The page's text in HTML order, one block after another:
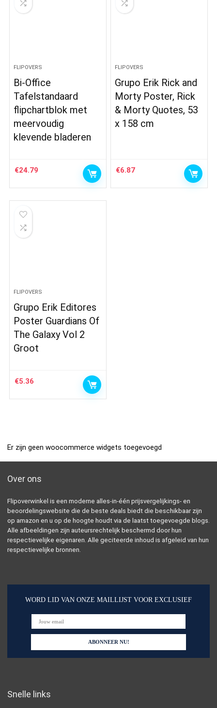
FLIPOVERS
Bi-Office
Tafelstandaard
flipchartblok met
meervoudig
klevende bladeren
€24.79
FLIPOVERS
Grupo Erik Rick and
Morty Poster, Rick
& Morty Quotes, 53
x 158 cm
€6.87
FLIPOVERS
Grupo Erik Editores
Poster Guardians Of
The Galaxy Vol 2
Groot
€5.36
Er zijn geen woocommerce widgets toegevoegd
Over ons
Flipoverwinkel is een moderne alles-in-één prijsvergelijkings- en
beoordelingswebsite die de beste deals biedt die beschikbaar zijn
op amazon en u op de hoogte houdt via de laatst toegevoegde blogs.
Alle afbeeldingen zijn auteursrechtelijk beschermd door hun
respectievelijke eigenaren. Alle geciteerde inhoud is afgeleid van hun
respectievelijke bronnen.
WORD LID VAN ONZE MAILLIJST VOOR EXCLUSIEF
Snelle links